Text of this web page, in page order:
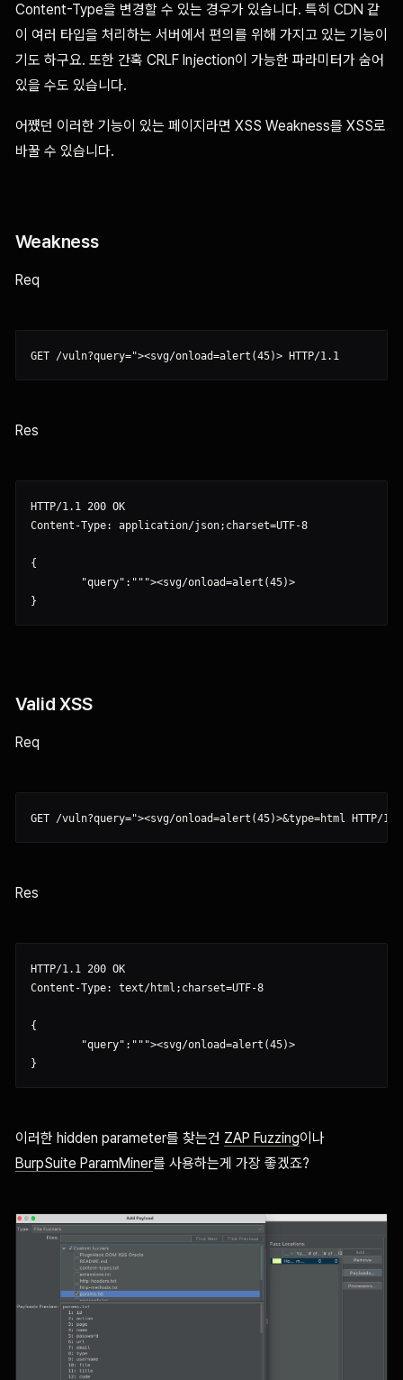
Content-Type을 변경할 수 있는 경우가 있습니다. 특히 CDN 같
이 여러 타입을 처리하는 서버에서 편의를 위해 가지고 있는 기능이
기도 하구요. 또한 간혹 CRLF Injection이 가능한 파라미터가 숨어
있을 수도 있습니다.
어쩄던 이러한 기능이 있는 페이지라면 XSS Weakness를 XSS로
바꿀 수 있습니다.
Weakness
Req
Res
HTTP/1.1 200 OK
Content-Type: application/json;charset=UTF-8
{
Valid XSS
Req
Res
HTTP/1.1 200 OK
Content-Type: text/html;charset=UTF-8
{
이러한 hidden parameter를 찾는건 ZAP Fuzzing이나
BurpSuite ParamMiner를 사용하는게 가장 좋겠죠?